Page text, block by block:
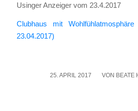
Usin­ger Anzei­ger vom 23.4.2017
Club­haus mit
23.04.2017)
25. APRIL 2017
/ VON BEATE